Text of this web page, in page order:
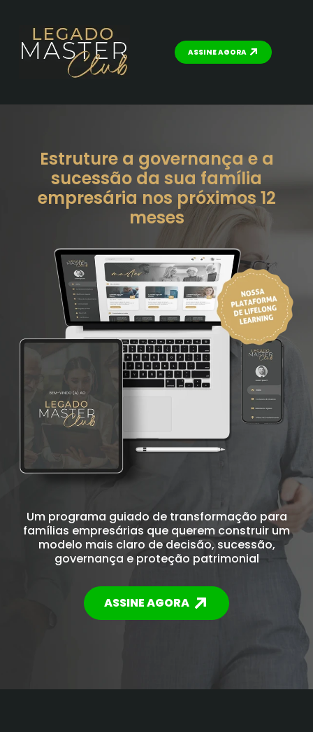
ASSINE AGORA
Estruture a governança e a
sucessão da sua família
empresária nos próximos 12
meses
Um programa guiado de transformação para
famílias empresárias que querem construir um
modelo mais claro de decisão, sucessão,
governança e proteção patrimonial
ASSINE AGORA